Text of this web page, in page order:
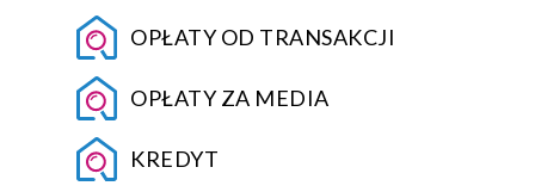
OPŁATY OD TRANSAKCJI
OPŁATY ZA MEDIA
KREDYT